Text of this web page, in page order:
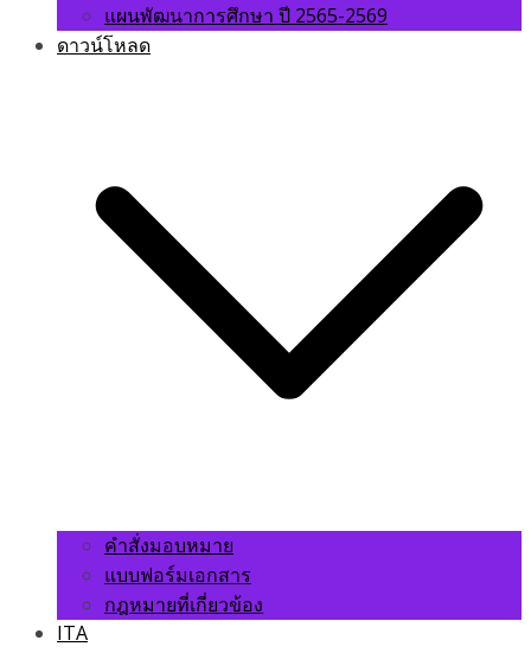
แผนพัฒนาการศึกษา ปี 2565-2569
ดาวน์โหลด
คำสั่งมอบหมาย
แบบฟอร์มเอกสาร
กฎหมายที่เกี่ยวข้อง
ITA